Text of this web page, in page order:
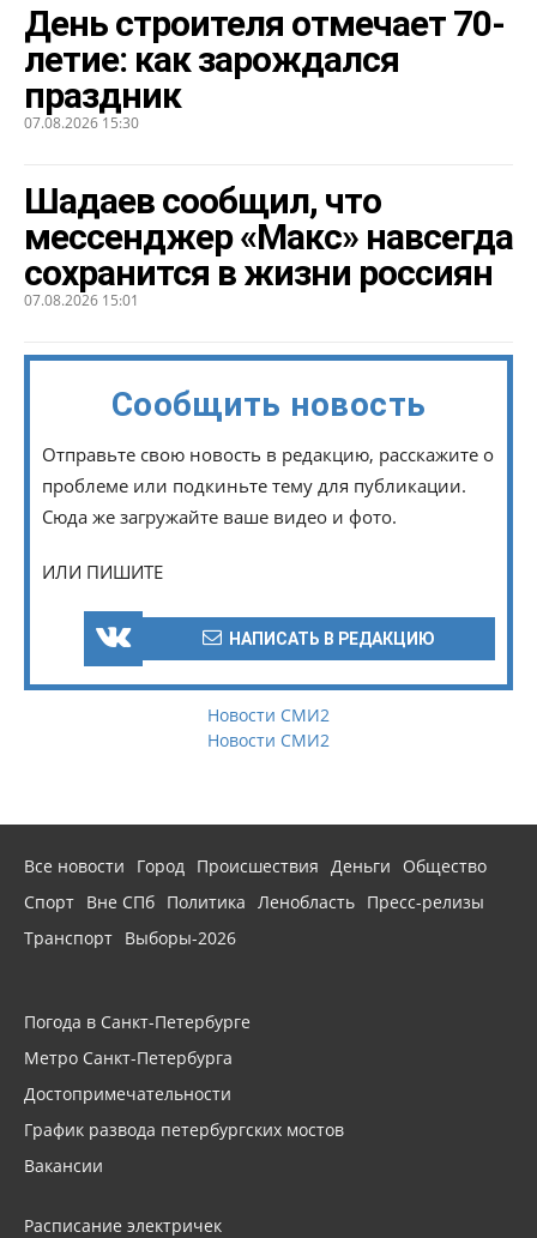
День строителя отмечает 70-
летие: как зарождался
праздник
07.08.2026 15:30
Шадаев сообщил, что
мессенджер «Макс» навсегда
сохранится в жизни россиян
07.08.2026 15:01
Сообщить новость
Отправьте свою новость в редакцию, расскажите о
проблеме или подкиньте тему для публикации.
Сюда же загружайте ваше видео и фото.
ИЛИ ПИШИТЕ
НАПИСАТЬ В РЕДАКЦИЮ
Новости СМИ2
Новости СМИ2
Все новости Город Происшествия Деньги
Общество
Спорт Вне СПб Политика Ленобласть Пресс-релизы
Транспорт Выборы-2026
Погода в Санкт-Петербурге
Метро Санкт-Петербурга
Достопримечательности
График развода петербургских мостов
Вакансии
Расписание электричек